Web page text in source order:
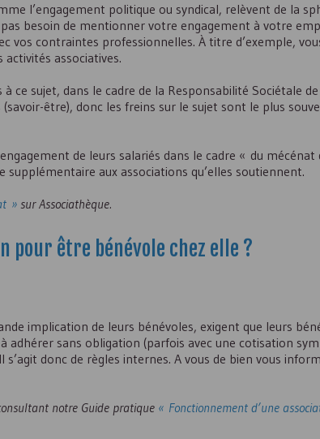
l’engagement politique ou syndical, relèvent de la
besoin de mentionner votre engagement à votre
contraintes professionnelles. À titre d’exemple,
associatives.
ce sujet, dans le cadre de la Responsabilité Sociétale
être), donc les freins sur le sujet sont le plus
de leurs salariés dans le cadre « du
aux associations qu’elles soutiennent.
» sur Associathèque.
pour être bénévole chez elle ?
implication de leurs bénévoles, exigent que leurs
sans obligation (parfois avec une cotisation
donc de règles internes. A vous de bien vous
notre Guide pratique « Fonctionnement d’une